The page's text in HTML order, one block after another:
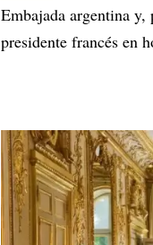
Embajada argentina
presidente francés en